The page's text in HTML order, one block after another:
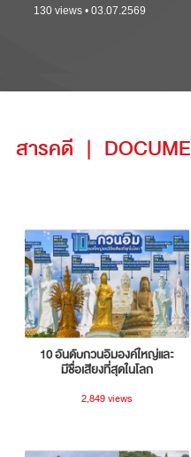
130 views • 03.07.2569
สารคดี |
10 อันดับกวนอิมองค์ใหญ่และ
มีชื่อเสียงที่สุดในโลก
2,849 views